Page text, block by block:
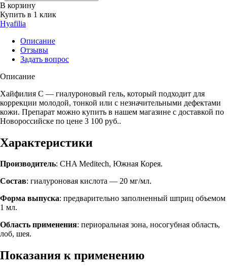
В корзину
Купить в 1 клик
Hyafilia
Описание
Отзывы
Задать вопрос
Описание
Хайфилия С — гиалуроновый гель, который подходит для
коррекции молодой, тонкой или с незначительными дефектами
кожи. Препарат можно купить в нашем магазине с доставкой по
Новороссийске по цене 3 100 руб..
Характеристики
Производитель: CHA Meditech, Южная Корея.
Состав: гиалуроновая кислота — 20 мг/мл.
Форма выпуска: предварительно заполненный шприц объемом
1 мл.
Область применения: периоральная зона, носогубная область,
лоб, шея.
Показания к применению